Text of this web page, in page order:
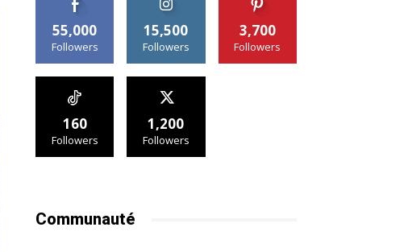
55,000
Followers
15,500
Followers
3,700
Followers
160
Followers
1,200
Followers
Communauté